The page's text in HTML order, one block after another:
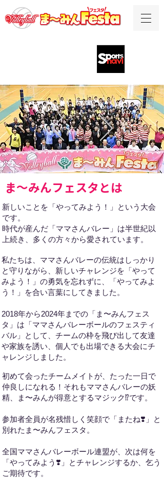
ま～みんフェスタとは
私たちは、ママさんバレーの伝統はしっかり
と守りながら、新しいチャレンジを「やって
みよう！」の勇気を忘れずに、「やってみよ
う！」を合い言葉にしてきました。
2018年から2024年までの「ま〜みんフェス
タ」は「ママさんバレーボールのフェスティ
バル」として、チームの枠を飛び出して友達
や家族を誘い、個人でも出場できる大会にチ
ャレンジしました。
初めて会ったチームメイトが、たった一日で
仲良しになれる！それもママさんバレーの妖
精、ま〜みんが得意とするマジック⁉️です。
参加者全員が名残惜しく笑顔で「またね❣️」と
別れたま〜みんフェスタ。
全国ママさんバレーボール連盟が、次は何を
「やってみよう❣️」とチャレンジするか、乞う
ご期待です。
新しいことを「やってみよう！」という大会
です。
時代が産んだ「ママさんバレー」は半世紀以
上続き、多くの方々から愛されています。